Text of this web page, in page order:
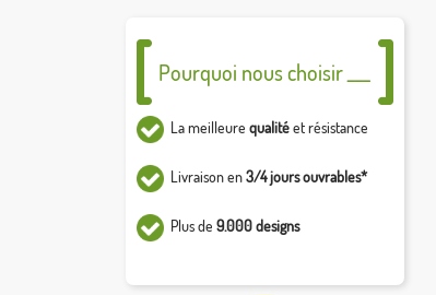
Pourquoi nous choisir ___
La meilleure qualitéet résistance
Livraison en3/4 jours ouvrables*
Plus de 9.000 designs